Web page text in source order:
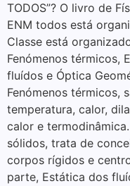
TODOS”? O livro de
ENM todos está
Classe está
Fenómenos térmicos,
fluídos e Óptica
Fenómenos térmicos,
temperatura, calor,
calor e
sólidos, trata de
corpos rígidos e
parte, Estática dos